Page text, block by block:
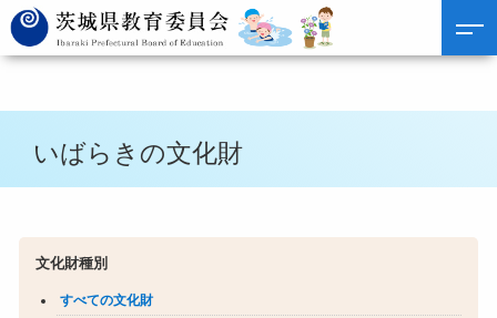
いばらきの文化財
文化財種別
すべての文化財